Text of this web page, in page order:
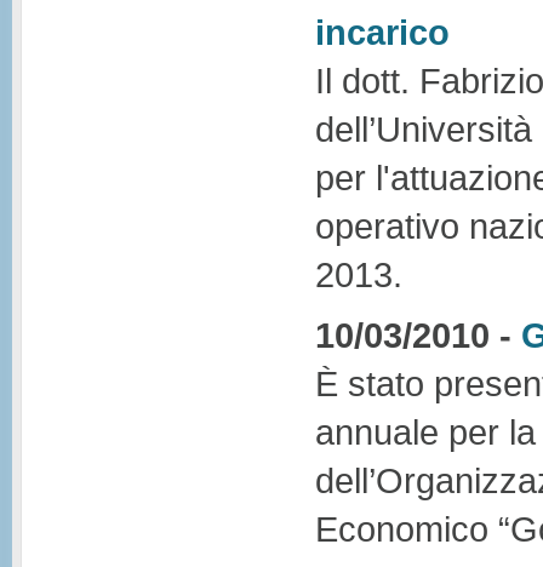
incarico
Il dott.
per
operativo
2013.
10/03/2010 -
È stato
annuale per
Economico